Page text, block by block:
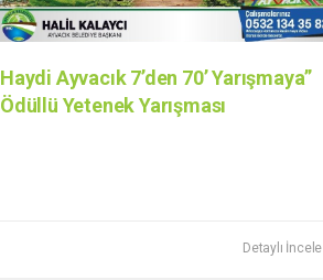
Haydi Ayvacık 7’den 70’ Yarışmaya”
Ödüllü Yetenek Yarışması
Detaylı İncele